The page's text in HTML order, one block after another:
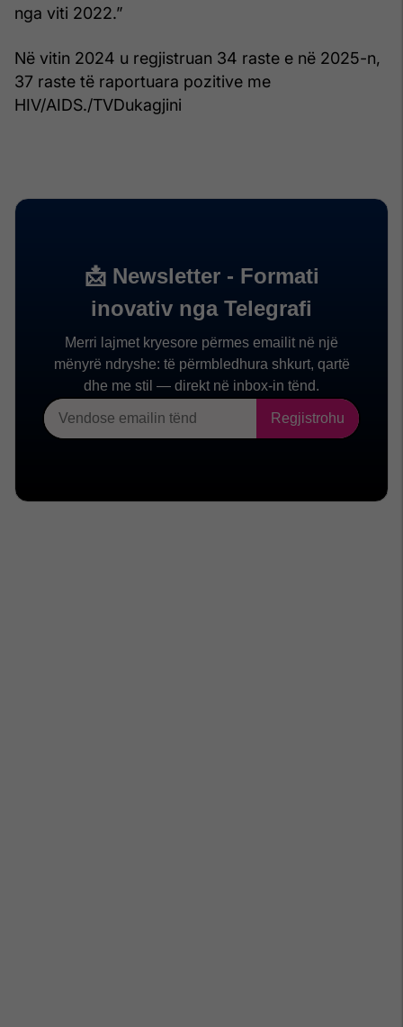
nga viti 2022.”
Në vitin 2024 u regjistruan 34 raste e në 2025-n,
37 raste të raportuara pozitive me
HIV/AIDS./TVDukagjini